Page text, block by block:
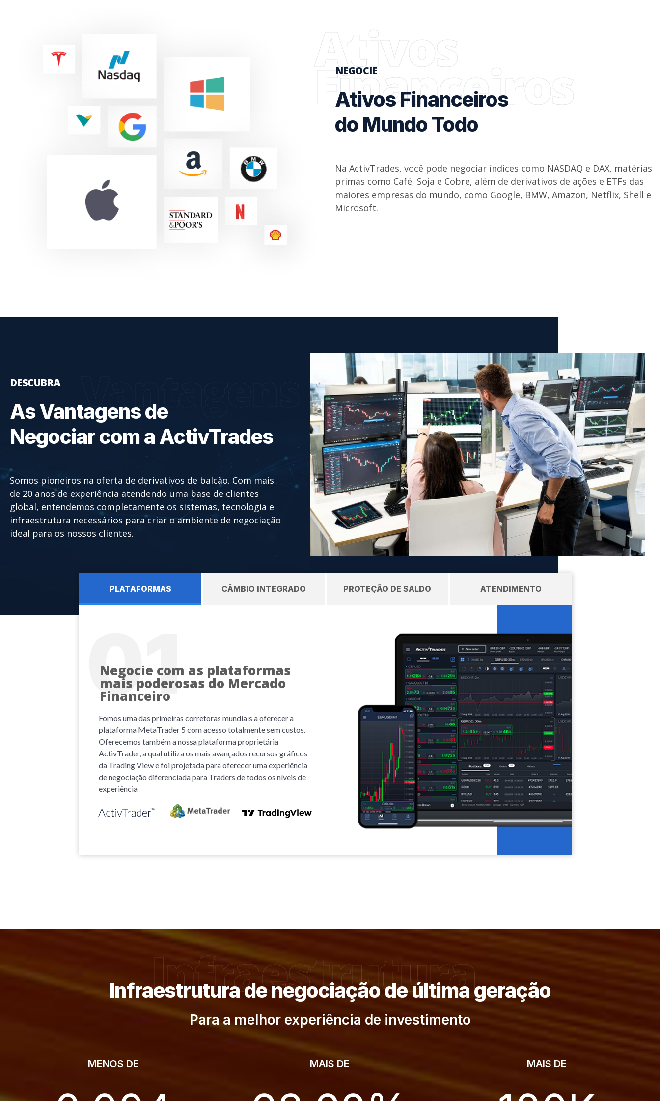
Ativos
Financeiros
NEGOCIE
Ativos Financeiros
do Mundo Todo
Na ActivTrades, você pode negociar índices como NASDAQ e DAX, matérias
primas como Café, Soja e Cobre, além de derivativos de ações e ETFs das
maiores empresas do mundo, como Google, BMW, Amazon, Netflix, Shell e
Microsoft.
Vantagens
DESCUBRA
As Vantagens de
Negociar com a ActivTrades
Somos pioneiros na oferta de derivativos de balcão. Com mais
de 20 anos de experiência atendendo uma base de clientes
global, entendemos completamente os sistemas, tecnologia e
infraestrutura necessários para criar o ambiente de negociação
ideal para os nossos clientes.
PLATAFORMAS CÂMBIO INTEGRADO PROTEÇÃO DE SALDO ATENDIMENTO
Negocie com as plataformas
mais poderosas do Mercado
Financeiro
Fomos uma das primeiras corretoras mundiais a oferecer a
plataforma MetaTrader 5 com acesso totalmente sem custos.
Oferecemos também a nossa plataforma proprietária
ActivTrader, a qual utiliza os mais avançados recursos gráficos
da Trading View e foi projetada para oferecer uma experiência
de negociação diferenciada para Traders de todos os níveis de
experiência
Infraestrutura
Infraestrutura de negociação de última geração
Para a melhor experiência de investimento
MENOS DE MAIS DE MAIS DE